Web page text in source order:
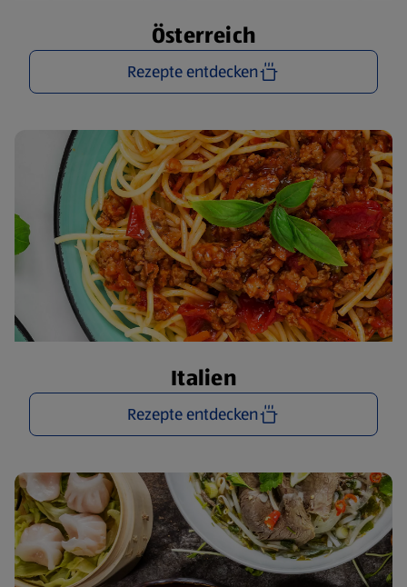
Österreich
Rezepte entdecken
Italien
Rezepte entdecken